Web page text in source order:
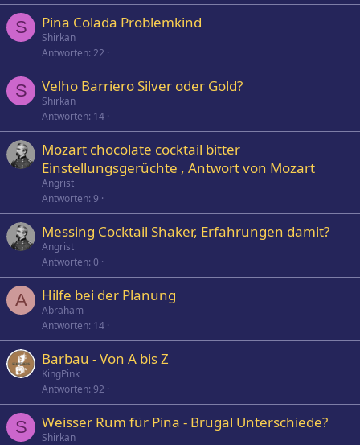
S Pina Colada Problemkind
Shirkan
Antworten 22
S Velho Barriero Silver oder Gold?
Shirkan
Antworten 14
Mozart chocolate cocktail bitter
Einstellungsgerüchte , Antwort von Mozart
Angrist
Antworten 9
Messing Cocktail Shaker, Erfahrungen damit?
Angrist
Antworten 0
A Hilfe bei der Planung
Abraham
Antworten 14
Barbau - Von A bis Z
KingPink
Antworten 92
S Weisser Rum für Pina - Brugal Unterschiede?
Shirkan